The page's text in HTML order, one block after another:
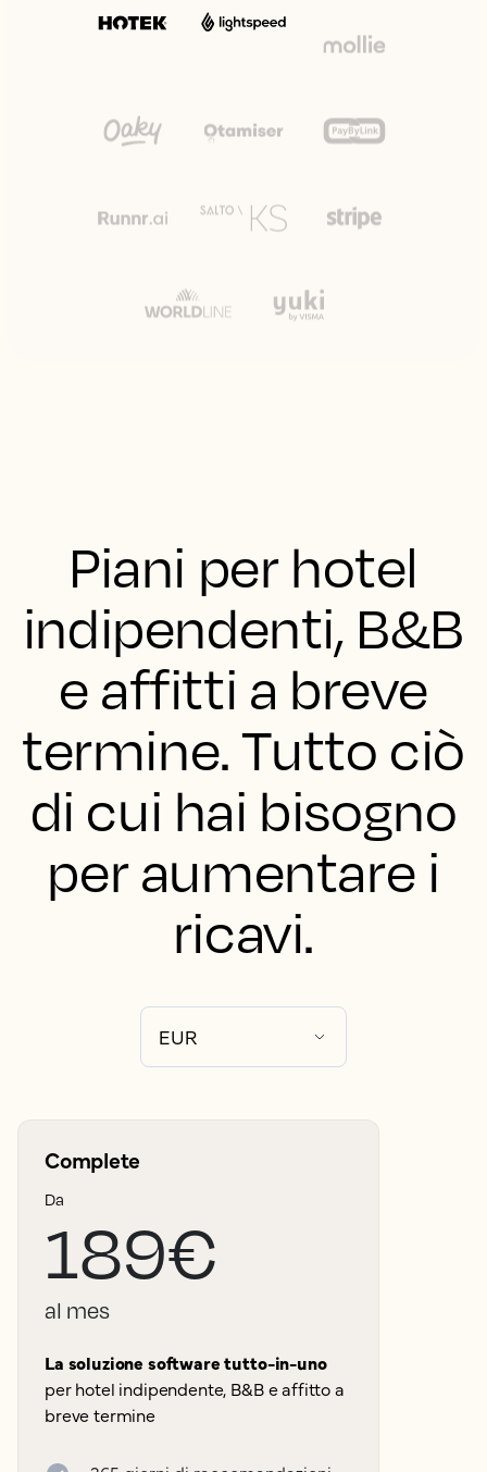
Piani per hotel
indipendenti, B&B
e affitti a breve
termine. Tutto ciò
di cui hai bisogno
per aumentare i
ricavi.
Complete
Da
189€
al mes
La soluzione software tutto-in-uno
per hotel indipendente, B&B e affitto a
breve termine